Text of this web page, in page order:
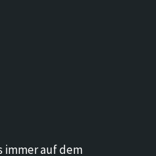
immer auf dem